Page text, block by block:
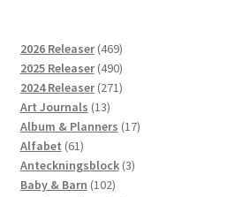
2026 Releaser 469469
produkter
2025 Releaser 490490
produkter
2024 Releaser 271271
Art Journals 1313
produkter
Album & Planners 1717
Alfabet 6161
produkter
Anteckningsblock 33
Baby & Barn 102102